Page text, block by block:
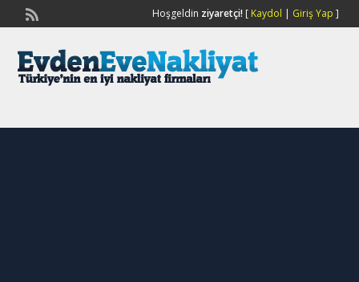
Hoşgeldin ziyaretçi![ Kaydol | Giriş Yap ]